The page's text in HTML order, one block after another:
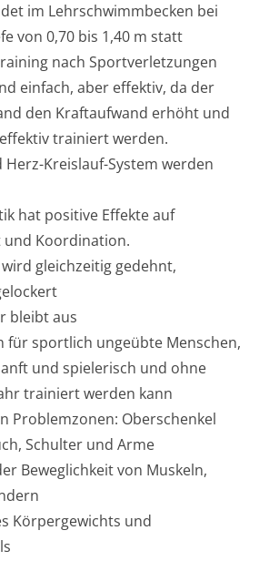
im Lehrschwimmbecken bei
von 0,70 bis 1,40 m statt
nach Sportverletzungen
einfach, aber effektiv, da der
den Kraftaufwand erhöht und
trainiert werden.
Kreislauf-System werden
hat positive Effekte auf
und Koordination.
gleichzeitig gedehnt,
bleibt aus
für sportlich ungeübte Menschen,
und spielerisch und ohne
trainiert werden kann
Problemzonen: Oberschenkel
Schulter und Arme
Beweglichkeit von Muskeln,
Körpergewichts und